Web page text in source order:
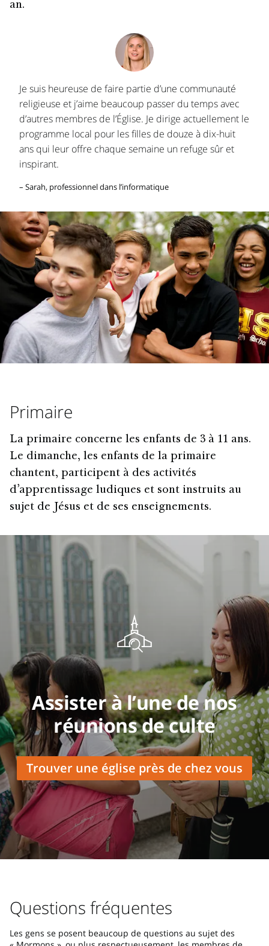
an.
Je suis heureuse de faire partie d’une communauté
religieuse et j’aime beaucoup passer du temps avec
d’autres membres de l’Église. Je dirige actuellement le
programme local pour les filles de douze à dix-huit
ans qui leur offre chaque semaine un refuge sûr et
inspirant.
– Sarah, professionnel dans l’informatique
Primaire
La primaire concerne les enfants de 3 à 11 ans.
Le dimanche, les enfants de la primaire
chantent, participent à des activités
d’apprentissage ludiques et sont instruits au
sujet de Jésus et de ses enseignements.
Assister à l’une de nos
réunions de culte
Trouver une église près de chez vous
Questions fréquentes
Les gens se posent beaucoup de questions au sujet des